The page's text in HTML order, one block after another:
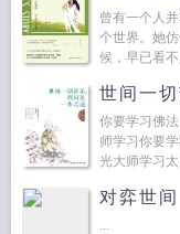
曾有一个人
个世界。她
候，早已看
红尘的...
世间一
你要学习佛
师学习你要
光大师学习
对弈世间
...